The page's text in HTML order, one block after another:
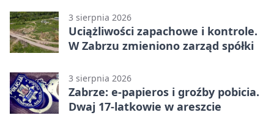
3 sierpnia 2026
Uciążliwości zapachowe i kontrole.
W Zabrzu zmieniono zarząd spółki
3 sierpnia 2026
Zabrze: e-papieros i groźby pobicia.
Dwaj 17-latkowie w areszcie